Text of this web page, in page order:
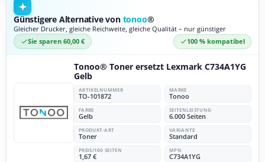
Günstigere Alternative von tonoo®
Gleicher Drucker, gleiche Reichweite, gleiche Qualität – nur günstiger
Sie sparen 60,00 € 100 % kompatibel
Tonoo® Toner ersetzt Lexmark C734A1YG
Gelb
ARTIKELNUMMER
TO-101872
MARKE
Tonoo
FARBE
Gelb
SEITENLEISTUNG
6.000 Seiten
PRODUKT-ART
Toner
VARIANTE
Standard
PREIS/100 SEITEN
1,67 €
MPN
C734A1YG